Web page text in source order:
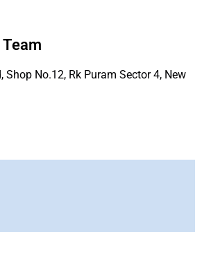
Shop No.12, Rk Puram Sector 4, New